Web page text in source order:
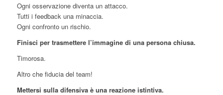
Ogni osservazione diventa un attacco.
Tutti i feedback una minaccia.
Ogni confronto un rischio.
Finisci per trasmettere l’immagine di una persona chiusa.
Timorosa.
Altro che fiducia del team!
Mettersi sulla difensiva è una reazione istintiva.